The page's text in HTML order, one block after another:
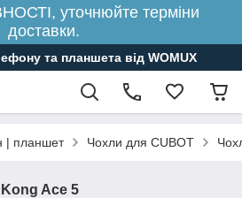
уточнюйте терміни
доставки.
та планшета від WOMUX
| планшет Чохли для CUBOT
Ace 5